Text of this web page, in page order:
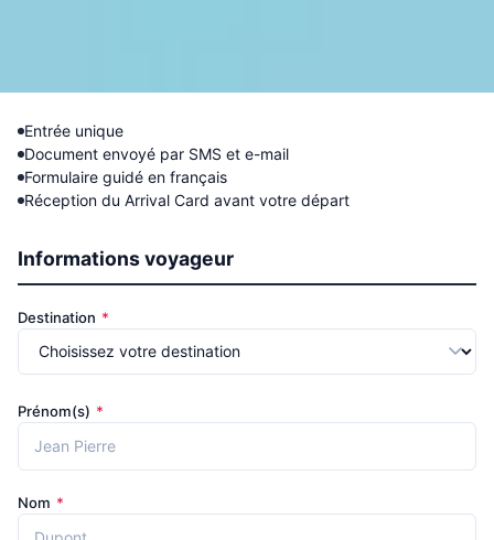
Entrée unique
Document envoyé par SMS et e-mail
Formulaire guidé en français
Réception du Arrival Card avant votre départ
Informations voyageur
Destination *
Prénom(s) *
Nom *